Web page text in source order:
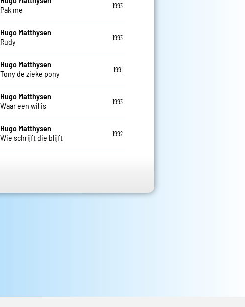
Pak me
1993
Hugo Matthysen
Rudy
1993
Hugo Matthysen
Tony de zieke pony
1991
Hugo Matthysen
Waar een wil is
1993
Hugo Matthysen
Wie schrijft die blijft
1992